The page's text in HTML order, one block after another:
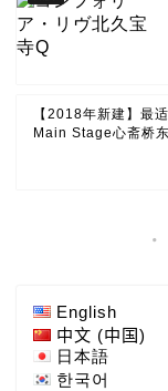
【2018年新建】最
Main Stage心斋桥东
English
中文 (中国)
日本語
한국어